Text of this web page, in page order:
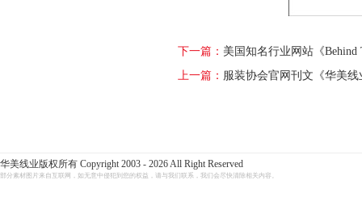
下一篇： 美国知名行业网站《Behind
上一篇： 服装协会官网刊文《华美
华美线业版权所有 Copyright 2003 - 2026 All Right Reserved
部分素材图片来自互联网，如无意中侵犯到您的权益，请与我们联系，我们会尽快清除相关内容。